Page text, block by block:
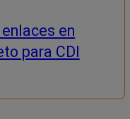
en
para CDI